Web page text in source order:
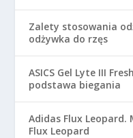
Zalety stosowania
odżywka do rzęs
ASICS Gel Lyte III
podstawa biegania
Adidas Flux Leopard.
Flux Leopard